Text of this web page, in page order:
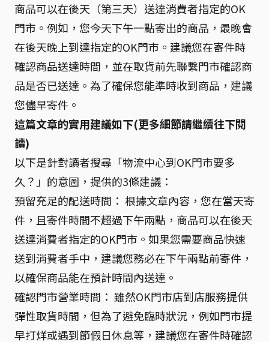
商品可以在後天（第三天）送達消費者指定的OK
門市。例如，您今天下午一點寄出的商品，最晚會
在後天晚上到達指定的OK門市。建議您在寄件時
確認商品送達時間，並在取貨前先聯繫門市確認商
品是否已送達。為了確保您能準時收到商品，建議
您儘早寄件。
這篇文章的實用建議如下(更多細節請繼續往下閱
讀)
以下是針對讀者搜尋「物流中心到OK門市要多
久？」的意圖，提供的3條建議：
預留充足的配送時間： 根據文章內容，您在當天寄
件，且寄件時間不超過下午兩點，商品可以在後天
送達消費者指定的OK門市。如果您需要商品快速
送到消費者手中，建議您務必在下午兩點前寄件，
以確保商品能在預計時間內送達。
確認門市營業時間： 雖然OK門市店到店服務提供
彈性取貨時間，但為了避免臨時狀況，例如門市提
早打烊或遇到節假日休息等，建議您在寄件時確認